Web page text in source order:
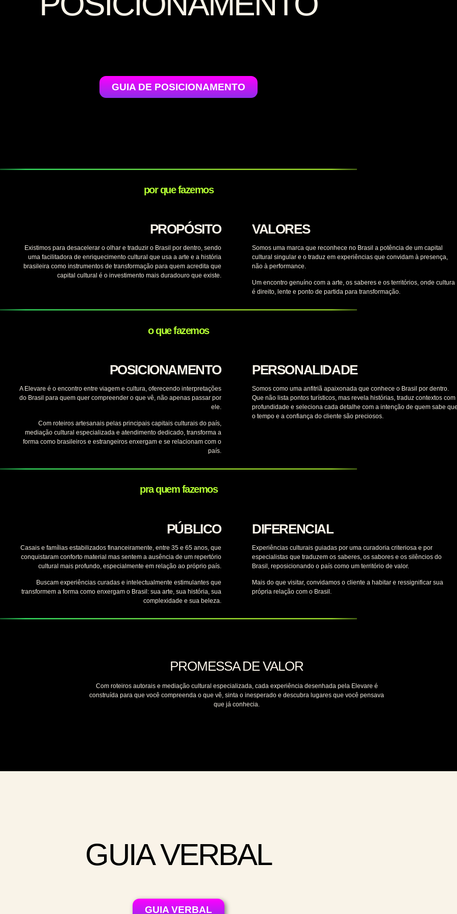
GUIA DE POSICIONAMENTO
por que fazemos
PROPÓSITO
Existimos para desacelerar o olhar e traduzir o Brasil por dentro, sendo
uma facilitadora de enriquecimento cultural que usa a arte e a história
brasileira como instrumentos de transformação para quem acredita que
capital cultural é o investimento mais duradouro que existe.
VALORES
Somos uma marca que reconhece no Brasil a potência de um capital
cultural singular e o traduz em experiências que convidam à presença,
não à performance.
Um encontro genuíno com a arte, os saberes e os territórios, onde cultura
é direito, lente e ponto de partida para transformação.
o que fazemos
POSICIONAMENTO
A Elevare é o encontro entre viagem e cultura, oferecendo interpretações
do Brasil para quem quer compreender o que vê, não apenas passar por
ele.
Com roteiros artesanais pelas principais capitais culturais do país,
mediação cultural especializada e atendimento dedicado, transforma a
forma como brasileiros e estrangeiros enxergam e se relacionam com o
país.
PERSONALIDADE
Somos como uma anfitriã apaixonada que conhece o Brasil por dentro.
Que não lista pontos turísticos, mas revela histórias, traduz contextos com
profundidade e seleciona cada detalhe com a intenção de quem sabe
o tempo e a confiança do cliente são preciosos.
pra quem fazemos
PÚBLICO
Casais e famílias estabilizados financeiramente, entre 35 e 65 anos, que
conquistaram conforto material mas sentem a ausência de um repertório
cultural mais profundo, especialmente em relação ao próprio país.
Buscam experiências curadas e intelectualmente estimulantes que
transformem a forma como enxergam o Brasil: sua arte, sua história, sua
complexidade e sua beleza.
DIFERENCIAL
Experiências culturais guiadas por uma curadoria criteriosa e por
especialistas que traduzem os saberes, os sabores e os silêncios do
Brasil, reposicionando o país como um território de valor.
Mais do que visitar, convidamos o cliente a habitar e ressignificar sua
própria relação com o Brasil.
PROMESSADE VALOR
Com roteiros autorais e mediação cultural especializada, cada experiência desenhada pela Elevare é
construída para que você compreenda o que vê, sinta o inesperado e descubra lugares que você pensava
que já conhecia.
GUIA VERBAL
GUIA VERBAL